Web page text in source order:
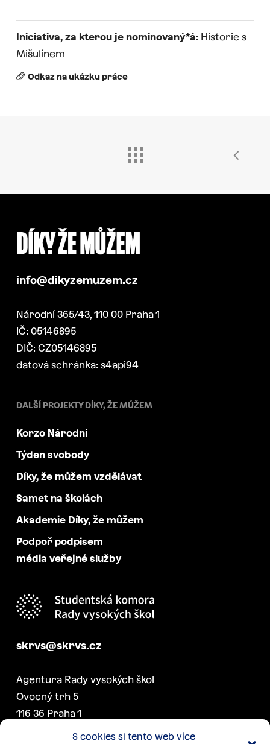
S cookies si tento web více
Iniciativa, za kterou je nominovaný*á:Historie s
Mišulínem
Odkaz na ukázku práce
info@dikyzemuzem.cz
Národní 365/43, 110 00 Praha 1
IČ: 05146895
DIČ: CZ05146895
datová schránka: s4api94
DALŠÍ PROJEKTY DÍKY, ŽE MŮŽEM
Korzo Národní
Týden svobody
Díky, že můžem vzdělávat
Samet na školách
Akademie Díky, že můžem
Podpoř podpisem
média veřejné služby
skrvs@skrvs.cz
Agentura Rady vysokých škol
Ovocný trh 5
116 36 Praha 1